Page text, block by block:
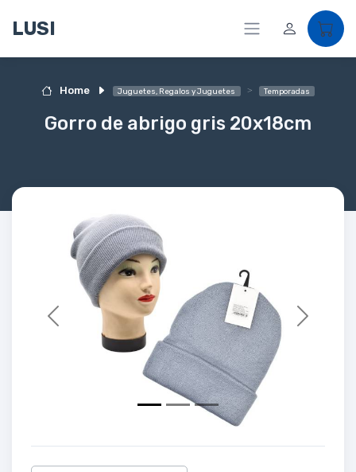
LUSI
Home Juguetes, Regalos y Juguetes Temporadas
Gorro de abrigo gris 20x18cm
Previous Next